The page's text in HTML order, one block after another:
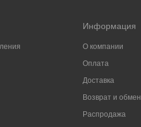
Информация
О компании
Оплата
Доставка
Возврат и обмен
Распродажа